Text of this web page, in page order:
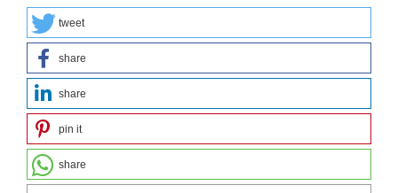
tweet
share
share
pin it
share